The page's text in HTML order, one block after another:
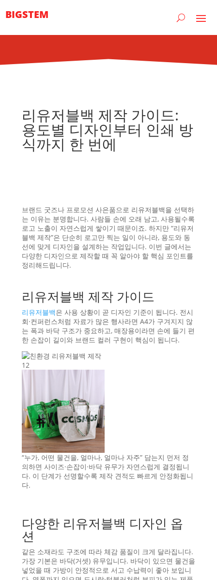
BIGSTEM
리유저블백 제작 가이드:
용도별 디자인부터 인쇄 방
식까지 한 번에
브랜드 굿즈나 프로모션 사은품으로 리유저블백을 선택하
는 이유는 분명합니다. 사람들 손에 오래 남고, 사용될수록
로고 노출이 자연스럽게 쌓이기 때문이죠. 하지만 “리유저
블백 제작”은 단순히 로고만 찍는 일이 아니라, 용도와 동
선에 맞게 디자인을 설계하는 작업입니다. 이번 글에서는
다양한 디자인으로 제작할 때 꼭 알아야 할 핵심 포인트를
정리해드립니다.
리유저블백 제작 가이드
리유저블백은 사용 상황이 곧 디자인 기준이 됩니다. 전시
회·컨퍼런스처럼 자료가 많은 행사라면 A4가 구겨지지 않
는 폭과 바닥 구조가 중요하고, 매장용이라면 손에 들기 편
한 손잡이 길이와 브랜드 컬러 구현이 핵심이 됩니다.
“누가, 어떤 물건을, 얼마나, 얼마나 자주” 담는지 먼저 정
의하면 사이즈·손잡이·바닥 유무가 자연스럽게 결정됩니
다. 이 단계가 선명할수록 제작 견적도 빠르게 안정화됩니
다.
다양한 리유저블백 디자인 옵
션
같은 소재라도 구조에 따라 체감 품질이 크게 달라집니다.
가장 기본은 바닥(거셋) 유무입니다. 바닥이 있으면 물건을
넣었을 때 가방이 안정적으로 서고 수납력이 좋아 보입니